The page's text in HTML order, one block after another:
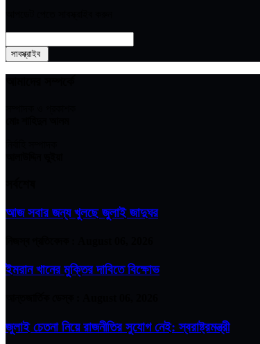
আজ সবার জন্য খুলছে জুলাই জাদুঘর
ইমরান খানের মুক্তির দাবিতে বিক্ষোভ
জুলাই চেতনা নিয়ে রাজনীতির সুযোগ নেই: স্বরাষ্ট্রমন্ত্রী